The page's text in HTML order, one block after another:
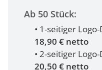
Ab 50 Stück:
• 1-seitiger
18,90 € netto
• 2-seitiger
20,50 € netto